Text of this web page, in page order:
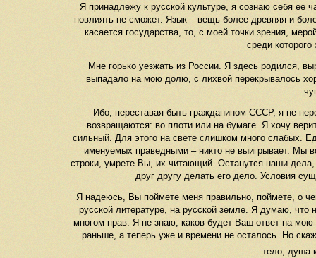
Я принадлежу к русской культуре, я сознаю себя ее
повлиять не сможет. Язык – вещь более древняя и
касается государства, то, с моей точки зрения,
среди
Мне горько уезжать из России. Я здесь родился,
выпадало на мою долю, с лихвой перекрывалось
Ибо, переставая быть гражданином СССР, я не
возвращаются: во плоти или на бумаге. Я хочу
сильный. Для этого на свете слишком много слабых.
именуемых праведными – никто не выигрывает. Мы
строки, умрете Вы, их читающий. Останутся наши
друг другу делать его дело. Условия
Я надеюсь, Вы поймете меня правильно, поймете, о
русской литературе, на русской земле. Я думаю,
многом прав. Я не знаю, каков будет Ваш ответ на
раньше, а теперь уже и времени не осталось. Но
тело, душа